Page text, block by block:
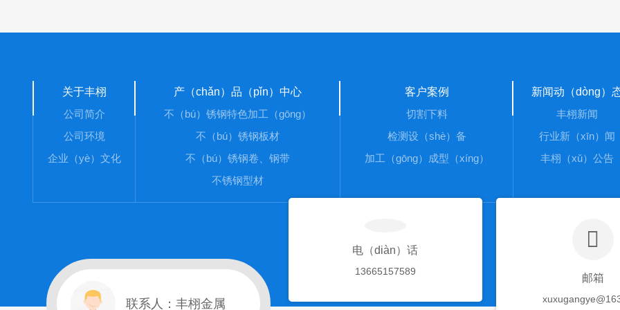
关于丰栩
公司简介
公司环境
企业（yè）文化
产（chǎn）品（pǐn）中心
不（bú）锈钢特色加工（gōng）
不（bú）锈钢板材
不（bú）锈钢卷、钢带
不锈钢型材
客户案例
切割下料
检测设（shè）备
加工（gōng）成型（xíng）
新闻动（dòng）
丰栩新闻
行业新（xīn）闻
丰栩（xǔ）公告
联系人：丰栩金属
电（diàn）话
13665157589
邮箱